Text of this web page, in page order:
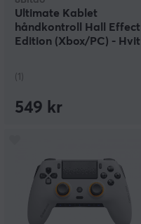
Ultimate Kablet
håndkontroll Hall Effect
Edition (Xbox/PC) - Hvit
(1)
549 kr